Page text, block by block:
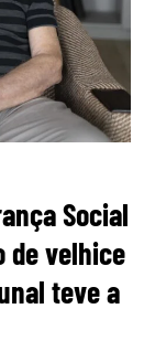
Social
de velhice
teve a